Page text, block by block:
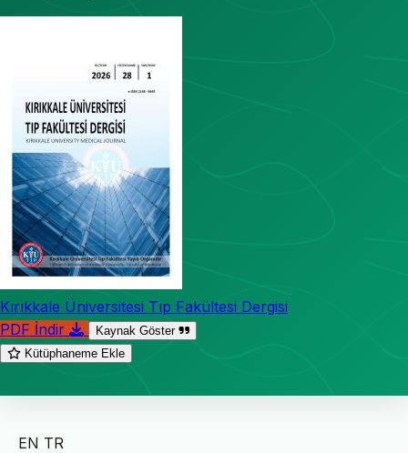
Kırıkkale Üniversitesi Tıp Fakültesi Dergisi
PDF İndir
Kaynak Göster
Kütüphaneme Ekle
EN TR